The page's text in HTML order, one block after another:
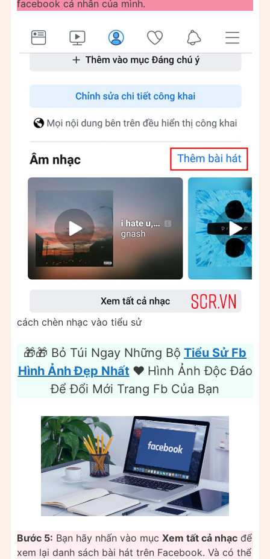
facebook cá nhân của mình.
cách chèn nhạc vào tiểu sử
🎁🎁 Bỏ Túi Ngay Những Bộ Tiểu Sử Fb
Hình Ảnh Đẹp Nhất ❤️️ Hình Ảnh Độc Đáo
Để Đổi Mới Trang Fb Của Bạn
Bước 5: Bạn hãy nhấn vào mục Xem tất cả nhạc để
xem lại danh sách bài hát trên Facebook. Và có thể